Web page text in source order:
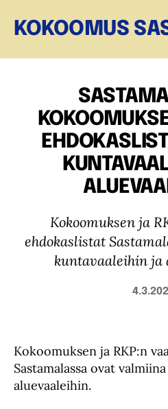
KOKOOMUS
Kokoomuksen ja
ehdokaslistat
kuntavaaleihin ja
Kokoomuksen ja RKP:n
Sastamalassa ovat
aluevaaleihin.